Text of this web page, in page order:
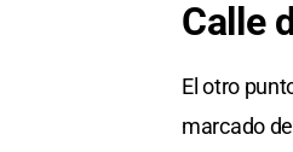
Calle
El otro
marcado